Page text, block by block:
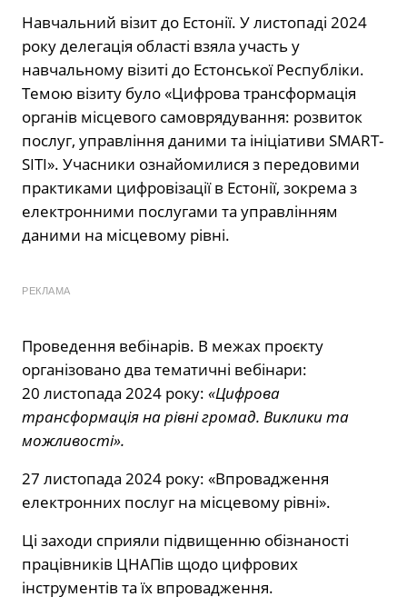
Навчальний візит до Естонії. У листопаді 2024
року делегація області взяла участь у
навчальному візиті до Естонської Республіки.
Темою візиту було «Цифрова трансформація
органів місцевого самоврядування: розвиток
послуг, управління даними та ініціативи SMART-
SITI». Учасники ознайомилися з передовими
практиками цифровізації в Естонії, зокрема з
електронними послугами та управлінням
даними на місцевому рівні.
РЕКЛАМА
Проведення вебінарів. В межах проєкту
організовано два тематичні вебінари:
20 листопада 2024 року: «Цифрова
трансформація на рівні громад. Виклики та
можливості».
27 листопада 2024 року: «Впровадження
електронних послуг на місцевому рівні».
Ці заходи сприяли підвищенню обізнаності
працівників ЦНАПів щодо цифрових
інструментів та їх впровадження.